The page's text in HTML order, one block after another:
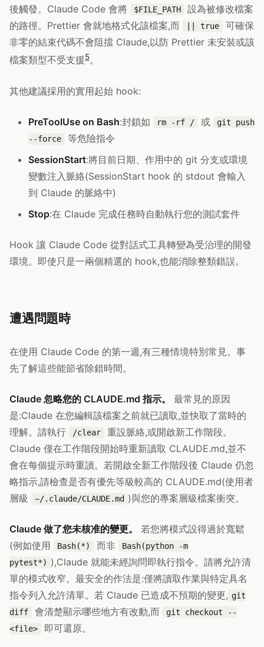
後觸發。Claude Code 會將
$FILE_PATH
設為被修改檔案
的路徑。Prettier 會就地格式化該檔案,而
|| true
可確保
非零的結束代碼不會阻擋 Claude,以防 Prettier 未安裝或該
檔案類型不受支援5。
其他建議採用的實用起始 hook:
PreToolUse on Bash:封鎖如 rm -rf / 或
git push
--force
等危險指令
SessionStart:將目前日期、作用中的 git 分支或環境
變數注入脈絡(SessionStart hook 的 stdout 會輸入
到 Claude 的脈絡中)
Stop:在 Claude 完成任務時自動執行您的測試套件
Hook 讓 Claude Code 從對話式工具轉變為受治理的開發
環境。即使只是一兩個精選的 hook,也能消除整類錯誤。
遭遇問題時
在使用 Claude Code 的第一週,有三種情境特別常見。事
先了解這些能節省除錯時間。
Claude 忽略您的 CLAUDE.md 指示。
最常見的原因
是:Claude 在您編輯該檔案之前就已讀取,並快取了當時的
理解。請執行
/clear
重設脈絡,或開啟新工作階段。
Claude 僅在工作階段開始時重新讀取 CLAUDE.md,並不
會在每個提示時重讀。若開啟全新工作階段後 Claude 仍忽
略指示,請檢查是否有優先等級較高的 CLAUDE.md(使用者
層級
~/.claude/CLAUDE.md )與您的專案層級檔案衝突。
Claude 做了您未核准的變更。
若您將模式設得過於寬鬆
(例如使用
Bash(*) 而非
Bash(python -m
pytest*) ),Claude 就能未經詢問即執行指令。請將允許清
單的模式收窄。最安全的作法是:僅將讀取作業與特定具名
指令列入允許清單。若 Claude 已造成不預期的變更, git
diff
會清楚顯示哪些地方有改動,而
git checkout --
<file>
即可還原。